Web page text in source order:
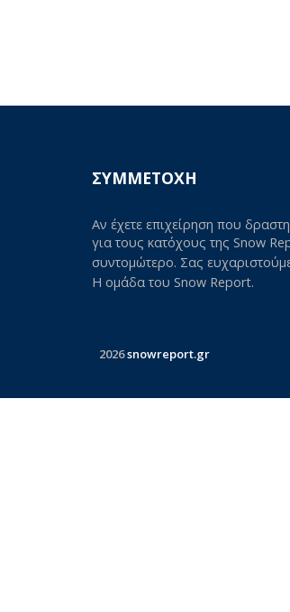
ΣΥΜΜΕΤΟΧΗ
Αν έχετε επιχείρηση που
για τους κατόχους της Snow
συντομώτερο. Σας
Η ομάδα του Snow Report.
2026snowreport.gr